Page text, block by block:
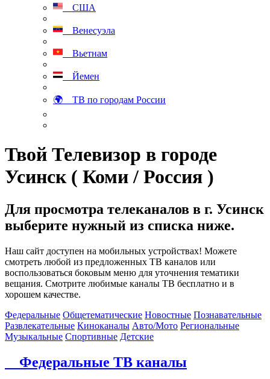
США
Венесуэла
Вьетнам
Йемен
🌍 ТВ по городам России
Твой Телевизор в городе
Усинск ( Коми / Россия )
Для просмотра телеканалов в г. Усинск
выберите нужный из списка ниже.
Наш сайт доступен на мобильных устройствах! Можете
смотреть любой из предложенных ТВ каналов или
воспользоваться боковым меню для уточнения тематики
вещания. Смотрите любимые каналы ТВ бесплатно и в
хорошем качестве.
Федеральные Общетематические Новостные Познавательные
Развлекательные Киноканалы Авто/Мото Региональные
Музыкальные Спортивные Детские
Федеральные ТВ каналы